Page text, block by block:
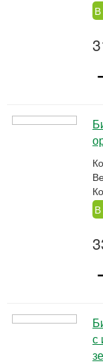
В
-
В
-
с